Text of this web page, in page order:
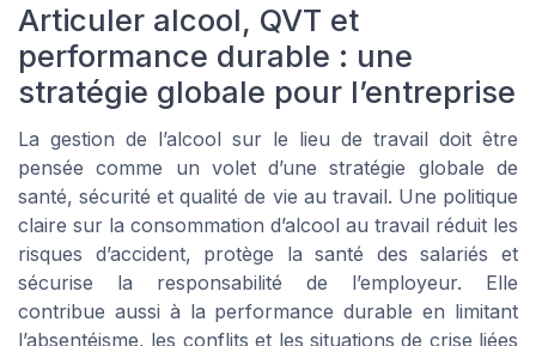
Articuler alcool, QVT et
performance durable : une
stratégie globale pour l’entreprise
La gestion de l’alcool sur le lieu de travail doit être
pensée comme un volet d’une stratégie globale de
santé, sécurité et qualité de vie au travail. Une politique
claire sur la consommation d’alcool au travail réduit les
risques d’accident, protège la santé des salariés et
sécurise la responsabilité de l’employeur. Elle
contribue aussi à la performance durable en limitant
l’absentéisme, les conflits et les situations de crise liées